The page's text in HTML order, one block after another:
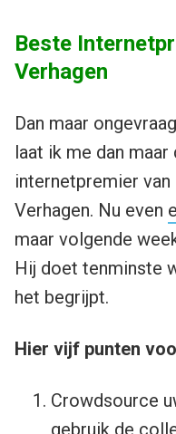
Beste
Verhagen
Dan maar
laat ik me dan
internetpremier
Verhagen. Nu even
maar volgende
Hij doet tenminste
het begrijpt.
Hier vijf punten
Crowdsource